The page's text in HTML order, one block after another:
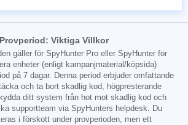
Viktiga Villkor
gäller för SpyHunter Pro eller SpyHunter för
enheter (enligt kampanjmaterial/köpsida)
på 7 dagar. Denna period erbjuder omfattande
och ta bort skadlig kod, högpresterande
ditt system från hot mot skadlig kod och
supportteam via SpyHunters helpdesk. Du
i förskott under provperioden, men ett